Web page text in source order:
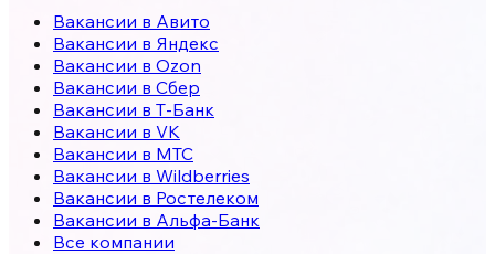
Вакансии в Авито
Вакансии в Яндекс
Вакансии в Ozon
Вакансии в Сбер
Вакансии в Т-Банк
Вакансии в VK
Вакансии в МТС
Вакансии в Wildberries
Вакансии в Ростелеком
Вакансии в Альфа-Банк
Все компании